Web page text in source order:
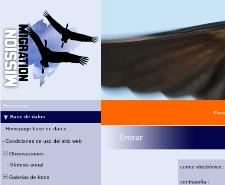
Homepage
Base de datos
- Homepage base de datos
- Condiciones de uso del sitio web
Observaciones
- Síntesis anual
Galerías de fotos
Entrar
correo electrónico :
contraseña :